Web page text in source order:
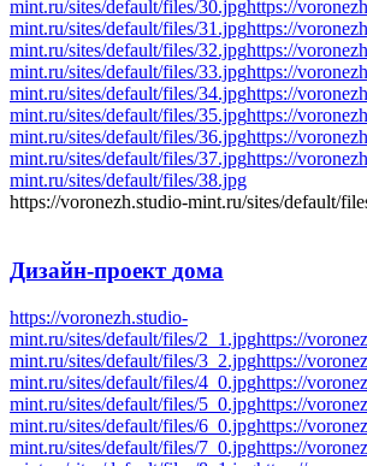
mint.ru/sites/default/files/30.jpghttps://
mint.ru/sites/default/files/31.jpghttps://
mint.ru/sites/default/files/32.jpghttps://
mint.ru/sites/default/files/33.jpghttps://
mint.ru/sites/default/files/34.jpghttps://
mint.ru/sites/default/files/35.jpghttps://
mint.ru/sites/default/files/36.jpghttps://
mint.ru/sites/default/files/37.jpghttps://
mint.ru/sites/default/files/38.jpg
https://voronezh.studio-mint.ru/sites/default/
Дизайн-проект дома
https://voronezh.studio-
mint.ru/sites/default/files/2_1.jpghttps://
mint.ru/sites/default/files/3_2.jpghttps://
mint.ru/sites/default/files/4_0.jpghttps://
mint.ru/sites/default/files/5_0.jpghttps://
mint.ru/sites/default/files/6_0.jpghttps://
mint.ru/sites/default/files/7_0.jpghttps://